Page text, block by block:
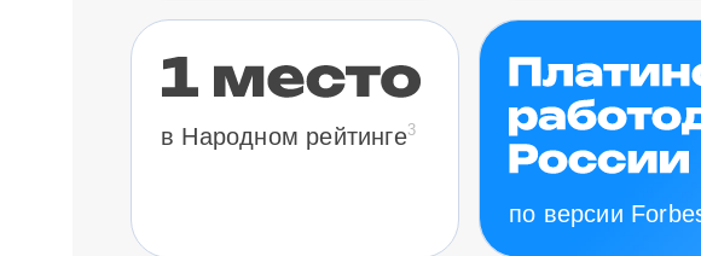
в Народном рейтинге3
по версии